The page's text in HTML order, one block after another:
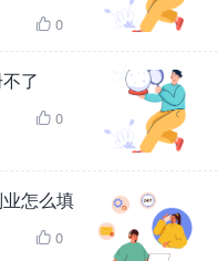
 0
了
 0
怎么填
 0